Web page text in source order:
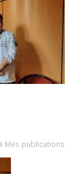
Mes publications